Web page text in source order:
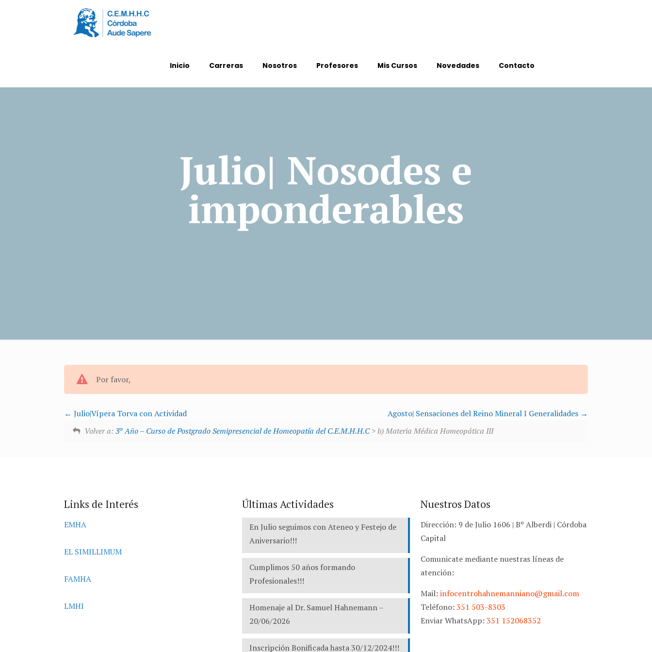
Inicio Carreras Nosotros Profesores Mis Cursos Novedades Contacto
Julio| Nosodes e
imponderables
Por favor,
Julio|Vípera Torva con Actividad
Agosto| Sensaciones del Reino Mineral I Generalidades
Volver a: 3º Año – Curso de Postgrado Semipresencial de Homeopatía del C.E.M.H.H.C> b) Materia Médica Homeopática III
Links de Interés
EMHA
EL SIMILLIMUM
FAMHA
LMHI
Últimas Actividades
En Julio seguimos con Ateneo y Festejo de
Aniversario!!!
Cumplimos 50 años formando
Profesionales!!!
Homenaje al Dr. Samuel Hahnemann –
20/06/2026
Inscripción Bonificada hasta 30/12/2024!!!
Nuestros Datos
Dirección: 9 de Julio 1606 | Bº Alberdi | Córdoba
Capital
Comunicate mediante nuestras líneas de
atención:
Mail: infocentrohahnemanniano@gmail.com
Teléfono: 351 503-8303
Enviar WhatsApp: 351 152068352